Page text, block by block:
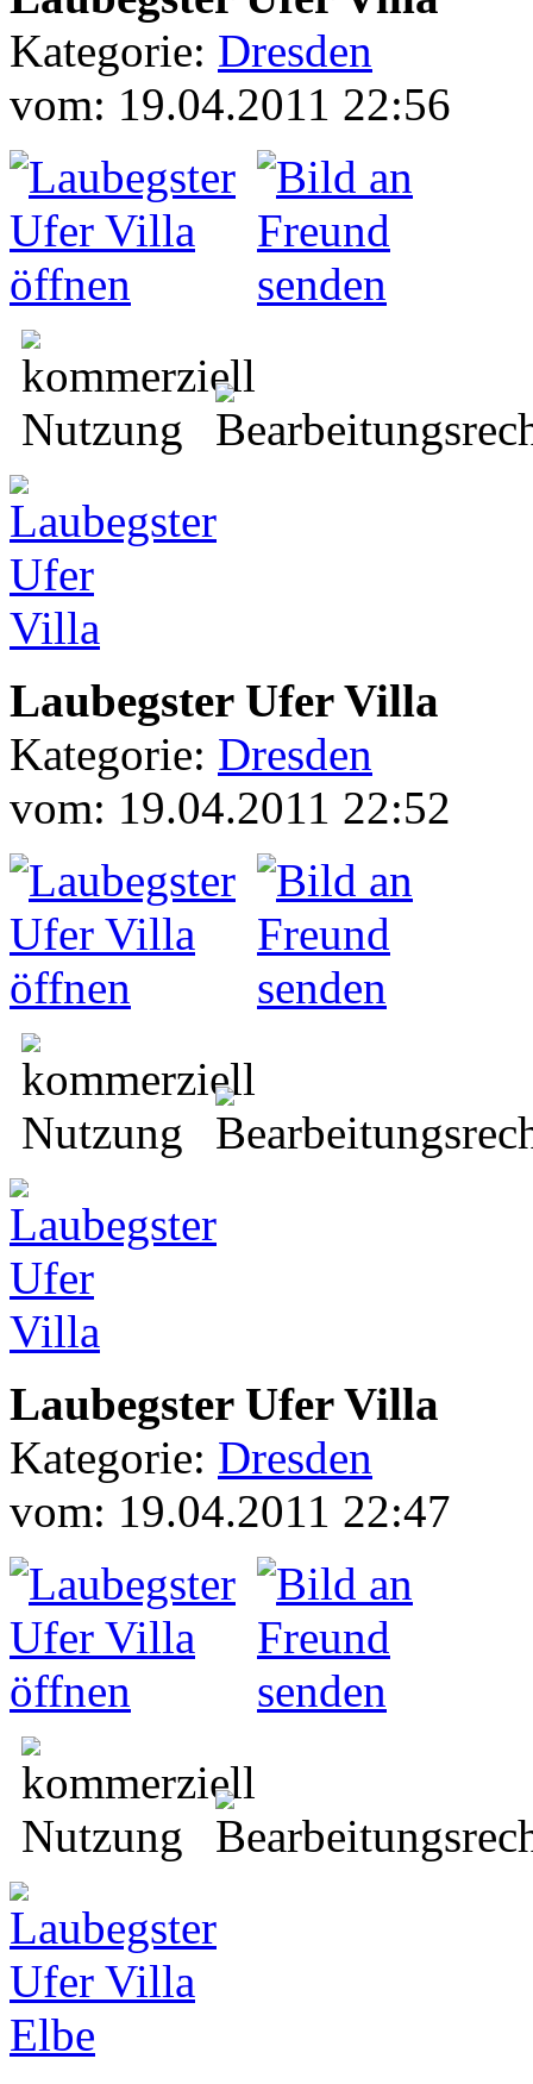
Kategorie: Dresden
vom: 19.04.2011 22:56
Laubegster Ufer Villa
Kategorie: Dresden
vom: 19.04.2011 22:52
Laubegster Ufer Villa
Kategorie: Dresden
vom: 19.04.2011 22:47